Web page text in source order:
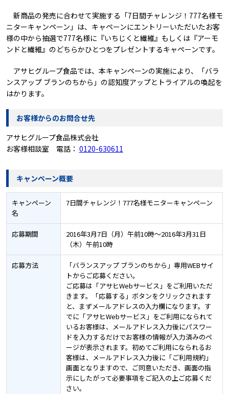
新商品の発売に合わせて実施する「7日間チャレンジ！777名様モ
ニターキャンペーン」は、キャペーンにエントリーいただいたお客
様の中から抽選で777名様に『いちじくと繊維』もしくは『アーモ
ンドと繊維』のどちらかひとつをプレゼントするキャペーンです。
アサヒグループ食品では、本キャンペーンの実施により、「バラ
ンスアップ ブランのちから」の認知度アップとトライアルの喚起を
はかります。
お客様からのお問合せ先
アサヒグループ食品株式会社
お客様相談室 電話： 0120-630611
キャンペーン概要
キャンペーン
名
7日間チャレンジ！777名様モニターキャンペーン
応募期間
2016年3月7日（月）午前10時～2016年3月31日
（木）午前10時
応募方法
「バランスアップ ブランのちから」専用WEBサイ
トからご応募ください。
ご応募は「アサヒWebサービス」をご利用いただ
きます。「応募する」ボタンをクリックされます
と、まずメールアドレスの入力欄になります。す
でに「アサヒWebサービス」をご利用になられて
いるお客様は、メールアドレス入力後にパスワー
ドを入力するだけでお客様の情報が入力済みのペ
ージが表示されます。初めてご利用になられるお
客様は、メールアドレス入力後に「ご利用規約」
画面となりますので、ご同意いただき、画面の指
示にしたがって必要事項をご記入の上ご応募くだ
さい。